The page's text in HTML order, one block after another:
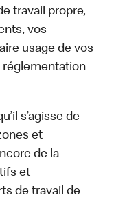
travail propre,
vos
usage de vos
réglementation
s’agisse de
et
de la
et
de travail de